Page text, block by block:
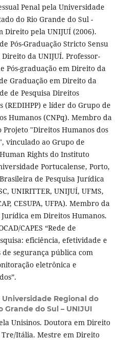
Penal pela Universidade
do Rio Grande do Sul -
Direito pela UNIJUÍ (2006).
Pós-Graduação Stricto Sensu
da UNIJUÍ. Professor-
Pós-graduação em Direito da
Graduação em Direito da
de Pesquisa Direitos
(REDIHPP) e líder do Grupo de
Humanos (CNPq). Membro da
"Direitos Humanos dos
vinculado ao Grupo de
Rights do Instituto
Portucalense, Porto,
de Pesquisa Jurídica
UNIRITTER, UNIJUÍ, UFMS,
CESUPA, UFPA). Membro da
em Direitos Humanos.
CAPES “Rede de
eficiência, efetividade e
segurança pública com
eletrônica e
Universidade Regional do
Grande do Sul – UNIJUI
Unisinos. Doutora em Direito
Itália. Mestre em Direito